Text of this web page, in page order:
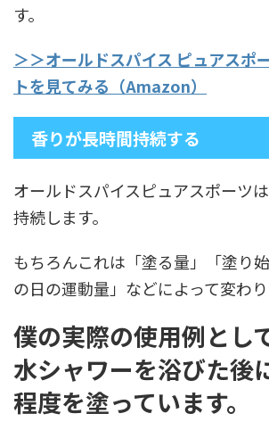
す。
＞＞オールドスパイス ピュアスポ
トを見てみる（Amazon）
香りが長時間持続する
オールドスパイスピュアスポーツ
持続します。
もちろんこれは「塗る量」「塗り
の日の運動量」などによって変わり
僕の実際の使用例とし
水シャワーを浴びた後
程度を塗っています。